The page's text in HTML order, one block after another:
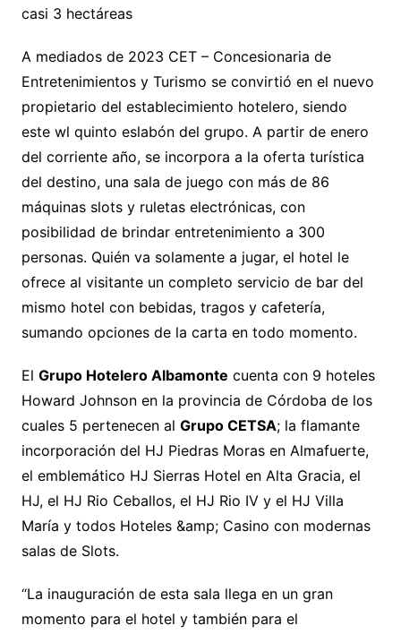
casi 3 hectáreas
A mediados de 2023 CET – Concesionaria de
Entretenimientos y Turismo se convirtió en el nuevo
propietario del establecimiento hotelero, siendo
este wl quinto eslabón del grupo. A partir de enero
del corriente año, se incorpora a la oferta turística
del destino, una sala de juego con más de 86
máquinas slots y ruletas electrónicas, con
posibilidad de brindar entretenimiento a 300
personas. Quién va solamente a jugar, el hotel le
ofrece al visitante un completo servicio de bar del
mismo hotel con bebidas, tragos y cafetería,
sumando opciones de la carta en todo momento.
El Grupo Hotelero Albamonte cuenta con 9 hoteles
Howard Johnson en la provincia de Córdoba de los
cuales 5 pertenecen al Grupo CETSA; la flamante
incorporación del HJ Piedras Moras en Almafuerte,
el emblemático HJ Sierras Hotel en Alta Gracia, el
HJ, el HJ Rio Ceballos, el HJ Rio IV y el HJ Villa
María y todos Hoteles &amp; Casino con modernas
salas de Slots.
“La inauguración de esta sala llega en un gran
momento para el hotel y también para el